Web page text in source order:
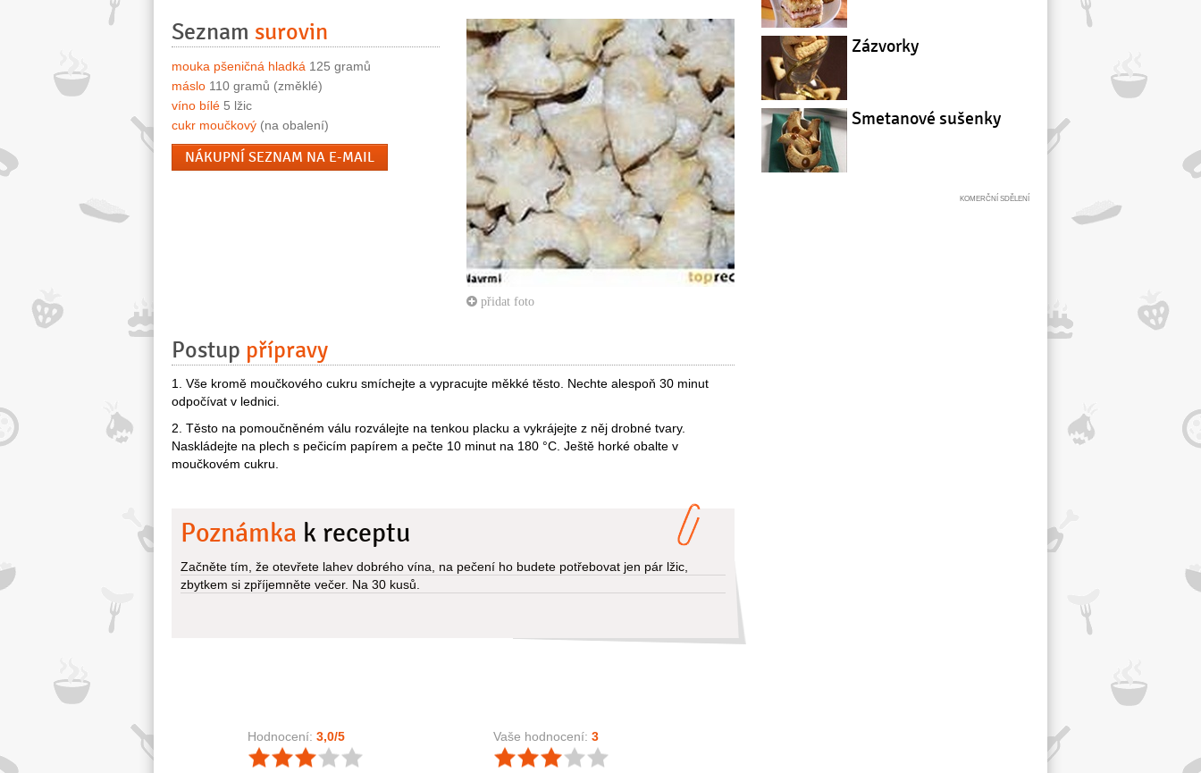
přidat foto
Seznam surovin
mouka pšeničná hladká 125 gramů
máslo 110 gramů (změklé)
víno bílé 5 lžic
cukr moučkový (na obalení)
NÁKUPNÍ SEZNAM NA E-MAIL
Postup přípravy
1. Vše kromě moučkového cukru smíchejte a vypracujte měkké těsto. Nechte alespoň 30 minut
odpočívat v lednici.
2. Těsto na pomoučněném válu rozválejte na tenkou placku a vykrájejte z něj drobné tvary.
Naskládejte na plech s pečicím papírem a pečte 10 minut na 180 °C. Ještě horké obalte v
moučkovém cukru.
Poznámka k receptu
Začněte tím, že otevřete lahev dobrého vína, na pečení ho budete potřebovat jen pár lžic,
zbytkem si zpříjemněte večer. Na 30 kusů.
Hodnocení: 3,0/5 Vaše hodnocení: 3
Zázvorky
Smetanové sušenky